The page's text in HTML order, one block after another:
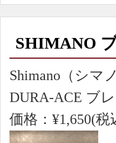
SHIMANO
Shimano（シマノ
DURA-ACE ブ
価格：¥1,650(税